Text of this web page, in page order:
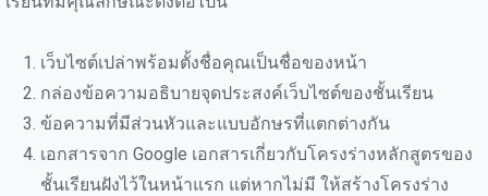
เว็บไซต์เปล่าพร้อมตั้งชื่อคุณเป็นชื่อของหน้า
กล่องข้อความอธิบายจุดประสงค์เว็บไซต์ของชั้นเรียน
ข้อความที่มีส่วนหัวและแบบอักษรที่แตกต่างกัน
เอกสารจาก Google เอกสารเกี่ยวกับโครงร่างหลักสูตรของ
ชั้นเรียนฝังไว้ในหน้าแรก แต่หากไม่มี ให้สร้างโครงร่าง